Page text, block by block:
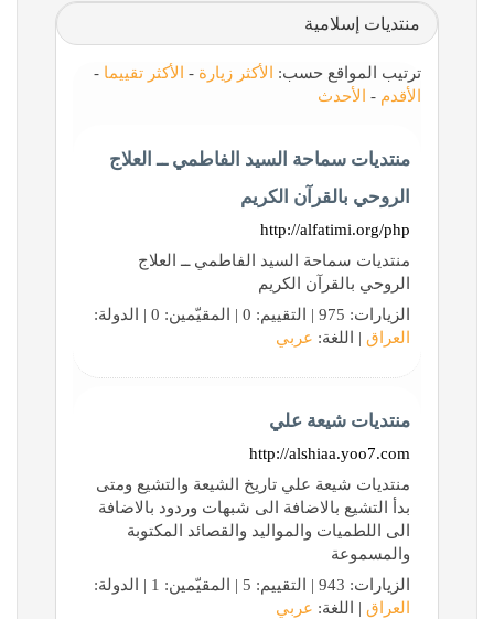
منتديات إسلامية
ترتيب المواقع حسب: الأكثر زيارة - الأكثر تقييما -
الأقدم - الأحدث
منتديات سماحة السيد الفاطمي ــ العلاج
الروحي بالقرآن الكريم
http://alfatimi.org/php
منتديات سماحة السيد الفاطمي ــ العلاج
الروحي بالقرآن الكريم
الزيارات: 975 | التقييم: 0 | المقيّمين: 0 | الدولة:
العراق | اللغة: عربي
منتديات شيعة علي
http://alshiaa.yoo7.com
منتديات شيعة علي تاريخ الشيعة والتشيع ومتى
بدأ التشيع بالاضافة الى شبهات وردود بالاضافة
الى اللطميات والمواليد والقصائد المكتوبة
والمسموعة
الزيارات: 943 | التقييم: 5 | المقيّمين: 1 | الدولة:
العراق | اللغة: عربي